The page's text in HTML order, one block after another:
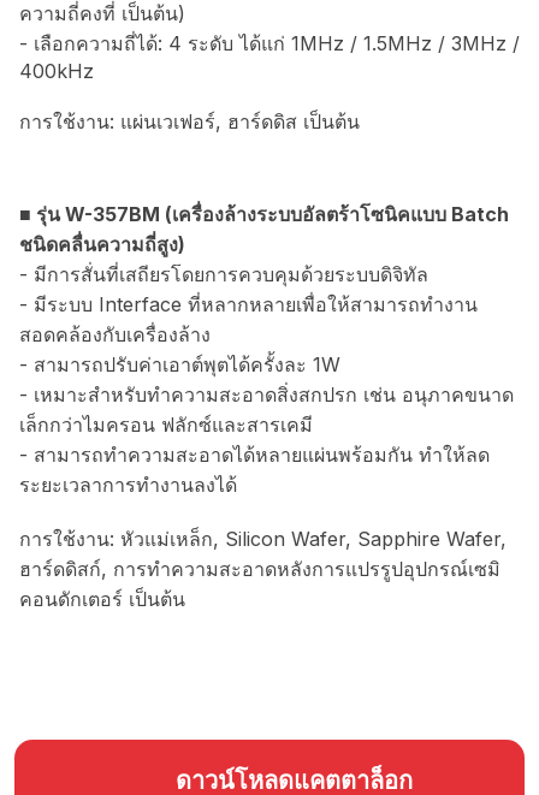
ความถี่คงที่ เป็นต้น)
- เลือกความถี่ได้: 4 ระดับ ได้แก่ 1MHz / 1.5MHz / 3MHz /
400kHz
การใช้งาน: แผ่นเวเฟอร์, ฮาร์ดดิส เป็นต้น
■ รุ่น W-357BM (เครื่องล้างระบบอัลตร้าโซนิคแบบ Batch
ชนิดคลื่นความถี่สูง)
- มีการสั่นที่เสถียรโดยการควบคุมด้วยระบบดิจิทัล
- มีระบบ Interface ที่หลากหลายเพื่อให้สามารถทำงาน
สอดคล้องกับเครื่องล้าง
- สามารถปรับค่าเอาต์พุตได้ครั้งละ 1W
- เหมาะสำหรับทำความสะอาดสิ่งสกปรก เช่น อนุภาคขนาด
เล็กกว่าไมครอน ฟลักซ์และสารเคมี
- สามารถทำความสะอาดได้หลายแผ่นพร้อมกัน ทำให้ลด
ระยะเวลาการทำงานลงได้
การใช้งาน: หัวแม่เหล็ก, Silicon Wafer, Sapphire Wafer,
ฮาร์ดดิสก์, การทำความสะอาดหลังการแปรรูปอุปกรณ์เซมิ
คอนดักเตอร์ เป็นต้น
ดาวน์โหลดแคตตาล็อก